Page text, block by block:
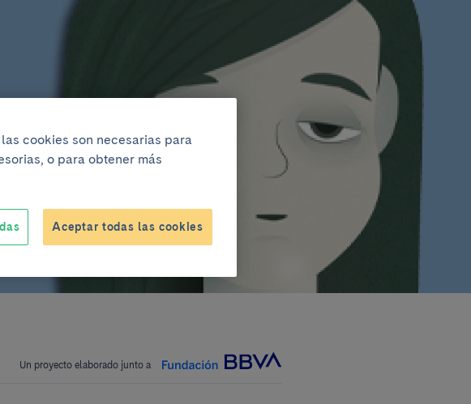
Un proyecto elaborado junto a
cookies son necesarias para
o para obtener más
Aceptar todas las cookies